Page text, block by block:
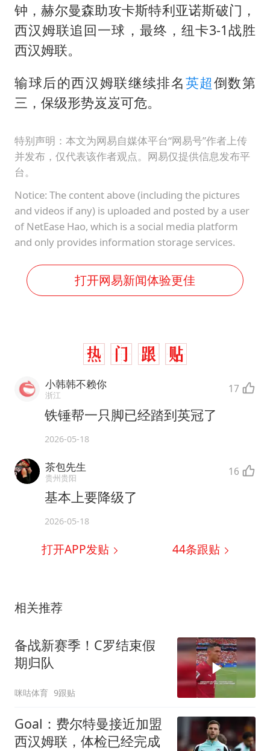
钟，赫尔曼森助攻卡斯特利亚诺斯破门，
西汉姆联追回一球，最终，纽卡3-1战胜
西汉姆联。
输球后的西汉姆联继续排名英超倒数第
三，保级形势岌岌可危。
特别声明：本文为网易自媒体平台“网易号”作者上传
并发布，仅代表该作者观点。网易仅提供信息发布平
台。
Notice: The content above (including the pictures
and videos if any) is uploaded and posted by a user
of NetEase Hao, which is a social media platform
and only provides information storage services.
打开网易新闻体验更佳
小韩韩不赖你
浙江 17
铁锤帮一只脚已经踏到英冠了
2026-05-18
茶包先生
贵州贵阳 16
基本上要降级了
2026-05-18
打开APP发贴 44条跟贴
相关推荐
备战新赛季！C罗结束假
期归队
咪咕体育 9跟贴
Goal：费尔特曼接近加盟
西汉姆联，体检已经完成